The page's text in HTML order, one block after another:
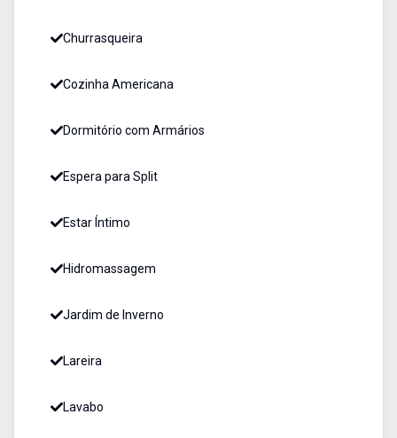
Churrasqueira
Cozinha Americana
Dormitório com Armários
Espera para Split
Estar Íntimo
Hidromassagem
Jardim de Inverno
Lareira
Lavabo